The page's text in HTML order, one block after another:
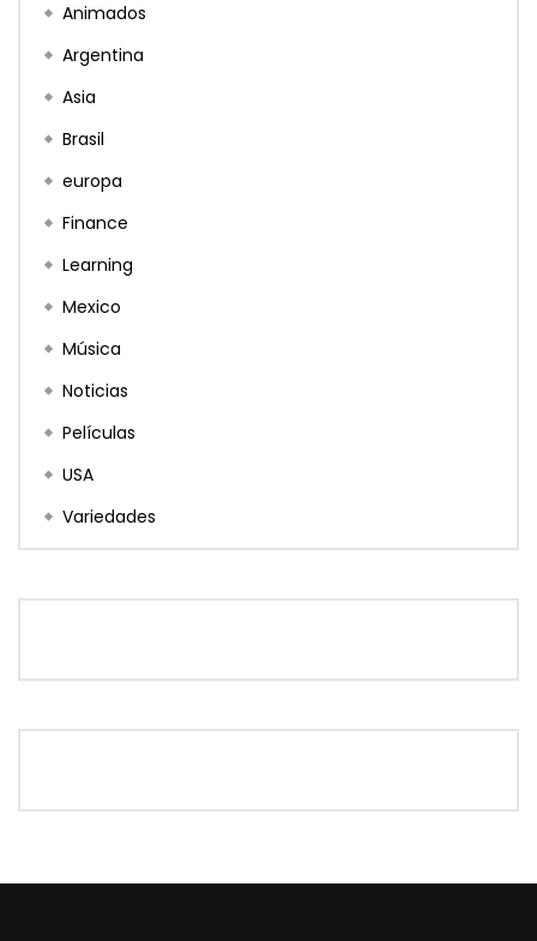
Animados
Argentina
Asia
Brasil
europa
Finance
Learning
Mexico
Música
Noticias
Películas
USA
Variedades